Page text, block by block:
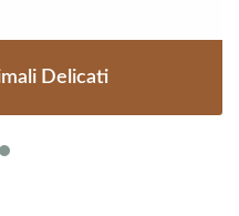
Delicati